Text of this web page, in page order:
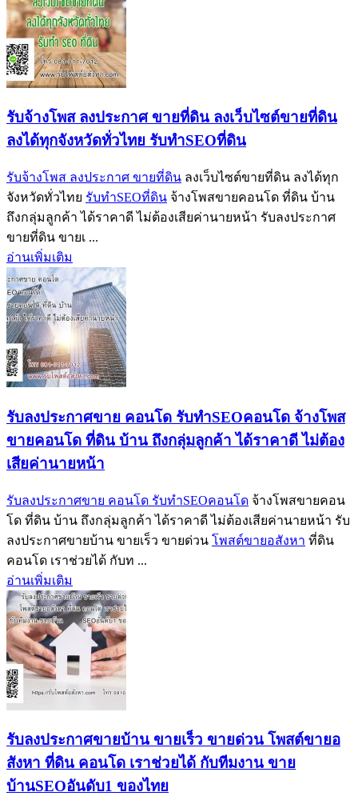
รับจ้างโพส ลงประกาศ ขายที่ดิน ลงเว็บไซต์ขายที่ดิน
ลงได้ทุกจังหวัดทั่วไทย รับทำSEOที่ดิน
รับจ้างโพส ลงประกาศ ขายที่ดิน ลงเว็บไซต์ขายที่ดิน ลงได้ทุก
จังหวัดทั่วไทย รับทำSEOที่ดิน จ้างโพสขายคอนโด ที่ดิน บ้าน
ถึงกลุ่มลูกค้า ได้ราคาดี ไม่ต้องเสียค่านายหน้า รับลงประกาศ
ขายที่ดิน ขายเ ...
อ่านเพิ่มเติม
รับลงประกาศขาย คอนโด รับทำSEOคอนโด จ้างโพส
ขายคอนโด ที่ดิน บ้าน ถึงกลุ่มลูกค้า ได้ราคาดี ไม่ต้อง
เสียค่านายหน้า
รับลงประกาศขาย คอนโด รับทำSEOคอนโด จ้างโพสขายคอน
โด ที่ดิน บ้าน ถึงกลุ่มลูกค้า ได้ราคาดี ไม่ต้องเสียค่านายหน้า รับ
ลงประกาศขายบ้าน ขายเร็ว ขายด่วน โพสต์ขายอสังหา ที่ดิน
คอนโด เราช่วยได้ กับท ...
อ่านเพิ่มเติม
รับลงประกาศขายบ้าน ขายเร็ว ขายด่วน โพสต์ขายอ
สังหา ที่ดิน คอนโด เราช่วยได้ กับทีมงาน ขาย
บ้านSEOอันดับ1 ของไทย